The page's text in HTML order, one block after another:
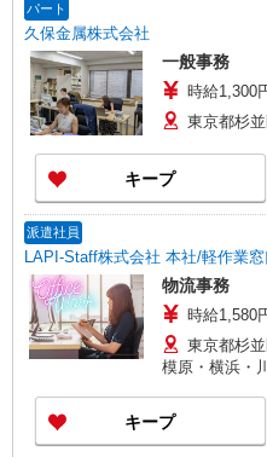
パート
久保金属株式会社
一般事務
時給1,300
東京都杉
キープ
派遣社員
LAPI-Staff株式会社 本社/軽作業窓
物流事務
時給1,580
東京都杉
模原・横浜・
キープ